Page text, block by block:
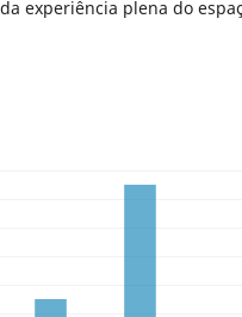
experiência plena do